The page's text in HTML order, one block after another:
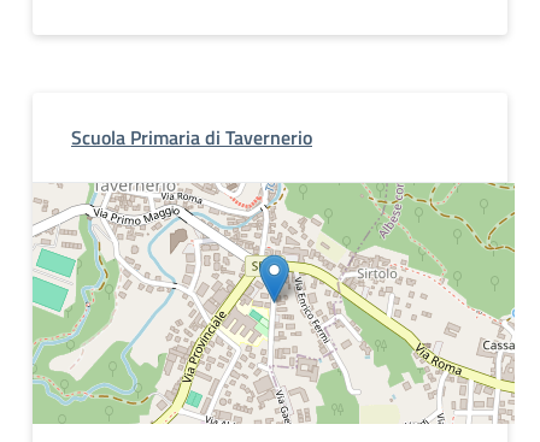
Scuola Primaria di Tavernerio